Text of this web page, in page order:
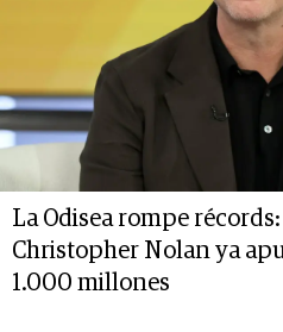
La Odisea rompe
Christopher Nolan ya
1.000 millones